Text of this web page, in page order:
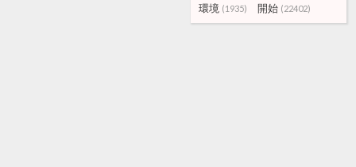
環境 (1935) 開始 (22402)